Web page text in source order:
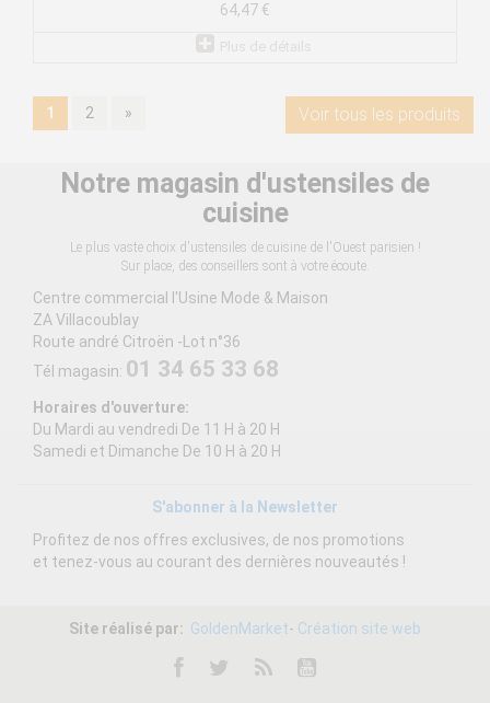
64,47 €
1 2 » Voir tous les produits
Notre magasin d'ustensiles de
cuisine
Le plus vaste choix d'ustensiles de cuisine de l'Ouest parisien !
Sur place, des conseillers sont à votre écoute.
Centre commercial l'Usine Mode & Maison
ZA Villacoublay
Route andré Citroën -Lot n°36
Tél magasin: 01 34 65 33 68
Horaires d'ouverture:
Du Mardi au vendredi De 11 H à 20 H
Samedi et Dimanche De 10 H à 20 H
S'abonner à la Newsletter
Profitez de nos offres exclusives, de nos promotions
et tenez-vous au courant des dernières nouveautés !
Site réalisé par: GoldenMarket- Création site web